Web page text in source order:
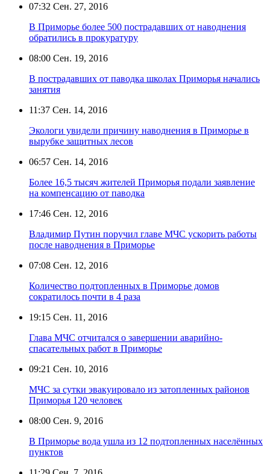
07:32 Сен. 27, 2016
В Приморье более 500 пострадавших от наводнения
обратились в прокуратуру
08:00 Сен. 19, 2016
В пострадавших от паводка школах Приморья начались
занятия
11:37 Сен. 14, 2016
Экологи увидели причину наводнения в Приморье в
вырубке защитных лесов
06:57 Сен. 14, 2016
Более 16,5 тысяч жителей Приморья подали заявление
на компенсацию от паводка
17:46 Сен. 12, 2016
Владимир Путин поручил главе МЧС ускорить работы
после наводнения в Приморье
07:08 Сен. 12, 2016
Количество подтопленных в Приморье домов
сократилось почти в 4 раза
19:15 Сен. 11, 2016
Глава МЧС отчитался о завершении аварийно-
спасательных работ в Приморье
09:21 Сен. 10, 2016
МЧС за сутки эвакуировало из затопленных районов
Приморья 120 человек
08:00 Сен. 9, 2016
В Приморье вода ушла из 12 подтопленных населённых
пунктов